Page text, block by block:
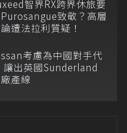
智界RX跨界休旅要
致敬？高層
遭法拉利質疑！
考慮為中國對手代
讓出英國Sunderland
產線